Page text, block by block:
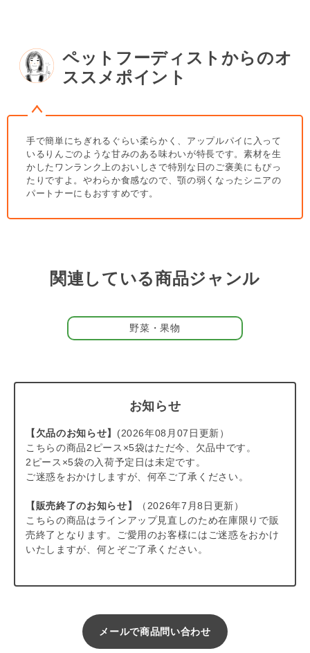
やわらか食感で食べやすい
犬種や年齢を問わず多くのパートナー（愛 犬）に使ってほしい
もこだわって作りました。硬いおやつが苦手なパートナーにもお
いつでも開けたてのおいしさを
小分けパックなので、毎回開けたてフレッシュなおいしさを楽し
んでいただけます。また必要な分だけ持ち運べるので、お散歩や
旅行先のお供にもおすすめです。
おやつです。素材のおいしさそのまんま。国産素材をたっぷり使
ったジューシーな味わいを、国内工場からお届けします。
●くちどけやわらかゼリー：【りんご】、【もも】、
【飴色りんご】の3種類
パートナーの体調や好み、その日の気分に合わせてお選びくださ
いね。
＃202507
＃HwBassort10000
ペットフーディストからのオ
ススメポイント
手で簡単にちぎれるぐらい柔らかく、アップルパイに入って
いるりんごのような甘みのある味わいが特長です。素材を生
かしたワンランク上のおいしさで特別な日のご褒美にもぴっ
たりですよ。やわらか食感なので、顎の弱くなったシニアの
パートナーにもおすすめです。
関連している商品ジャンル
野菜・果物
お知らせ
【欠品のお知らせ】 (2026年08月07日更新）
こちらの商品2ピース×5袋はただ今、欠品中です。
2ピース×5袋の入荷予定日は未定です。
ご迷惑をおかけしますが、何卒ご了承ください。
【販売終了のお知らせ】
（2026年7月8日更新）
こちらの商品はラインアップ見直しのため在庫限りで販
売終了となります。ご愛用のお客様にはご迷惑をおかけ
いたしますが、何とぞご了承ください。
メールで商品問い合わせ